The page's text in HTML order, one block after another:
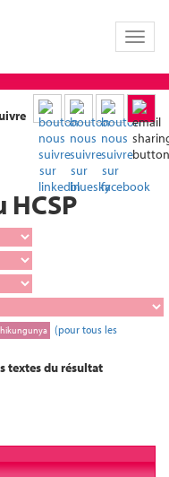
Toggle
(pour tous les
textes du résultat